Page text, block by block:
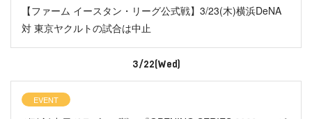
【ファーム イースタン・リーグ公式戦】3/23(木)横浜DeNA
対 東京ヤクルトの試合は中止
3/22(Wed)
EVENT